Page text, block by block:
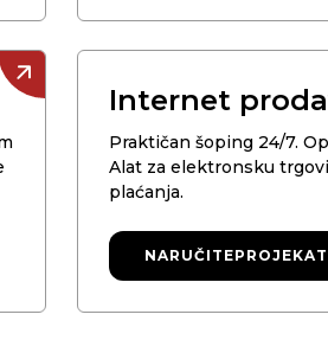
Internet
Praktičan šoping 24/7.
Alat za elektronsku
plaćanja.
NARUČITEPROJEKAT
NARUČITEPROJEKAT